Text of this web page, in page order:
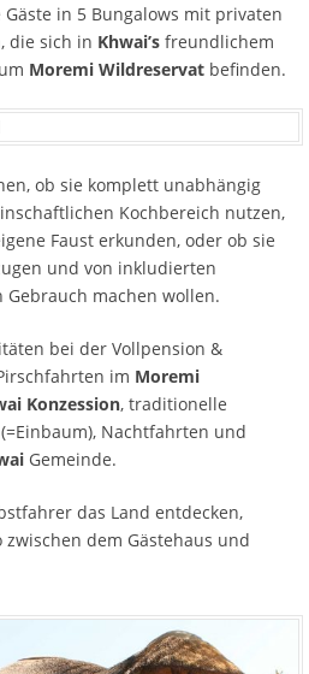
in 5 Bungalows mit privaten
die sich in Khwai’sfreundlichem
Moremi Wildreservatbefinden.
ob sie komplett unabhängig
Kochbereich nutzen,
Faust erkunden, oder ob sie
und von inkludierten
machen wollen.
bei der Vollpension &
im Moremi
Konzession, traditionelle
Nachtfahrten und
Gemeinde.
das Land entdecken,
dem Gästehaus und